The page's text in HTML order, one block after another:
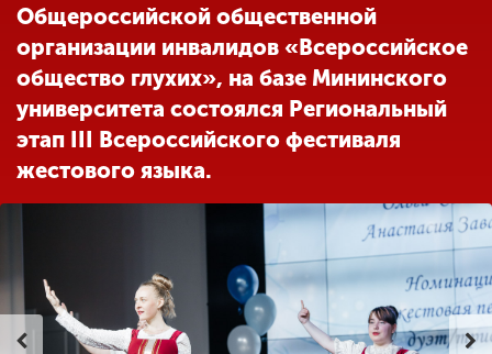
Другие виды
деятельности
Студенческая жизнь
организации
Общероссийской общественной
организации инвалидов «Всероссийское
общество глухих», на базе Мининского
университета состоялся Региональный
этап III Всероссийского фестиваля
жестового языка.